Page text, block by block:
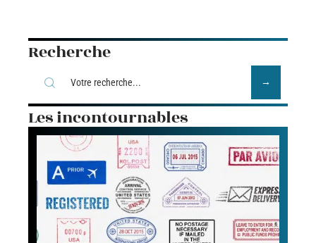
Recherche
Les incontournables